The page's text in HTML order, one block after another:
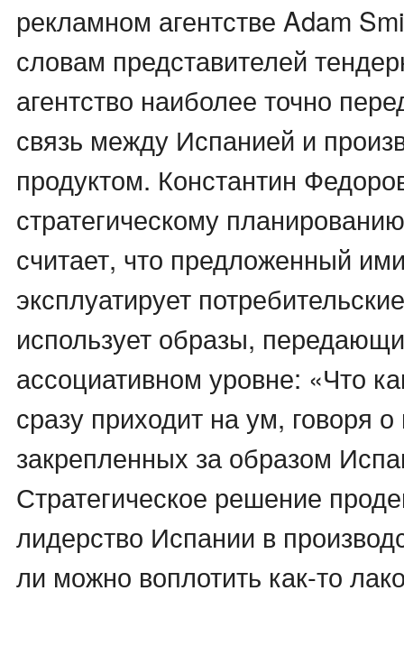
рекламном агентстве Adam
словам представителей
агентство наиболее точно
связь между Испанией и
продуктом. Константин
стратегическому
считает, что предложенный
эксплуатирует
использует образы,
ассоциативном уровне: «Что
сразу приходит на ум, говоря о
закрепленных за образом
Стратегическое решение
лидерство Испании в
ли можно воплотить как-то